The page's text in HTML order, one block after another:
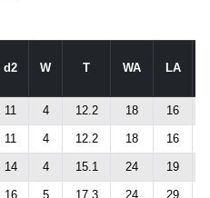
d2 W T WA LA
11 4 12.2 18 16
11 4 12.2 18 16
14 4 15.1 24 19
16 5 17.3 24 29